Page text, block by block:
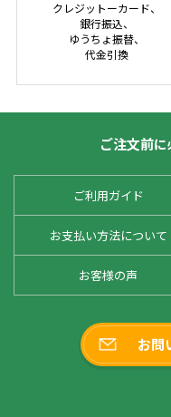
クレジットーカード、
銀行振込、
ゆうちょ振替、
代金引換
ご注文前
ご利用ガイド
お支払い方法について
お客様の声
お問